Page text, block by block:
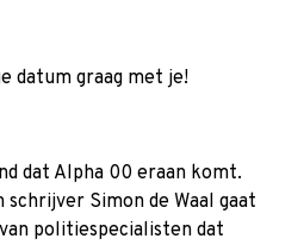
datum graag met je!
dat Alpha 00 eraan komt.
schrijver Simon de Waal gaat
politiespecialisten dat